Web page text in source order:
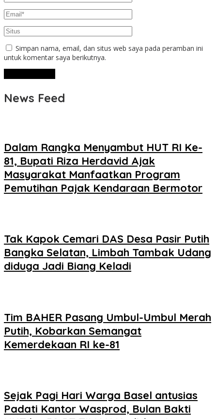
Simpan nama, email, dan situs web saya pada peramban ini
untuk komentar saya berikutnya.
News Feed
Dalam Rangka Menyambut HUT RI Ke-
81, Bupati Riza Herdavid Ajak
Masyarakat Manfaatkan Program
Pemutihan Pajak Kendaraan Bermotor
Tak Kapok Cemari DAS Desa Pasir Putih
Bangka Selatan, Limbah Tambak Udang
diduga Jadi Biang Keladi
Tim BAHER Pasang Umbul-Umbul Merah
Putih, Kobarkan Semangat
Kemerdekaan RI ke-81
Sejak Pagi Hari Warga Basel antusias
Padati Kantor Wasprod, Bulan Bakti